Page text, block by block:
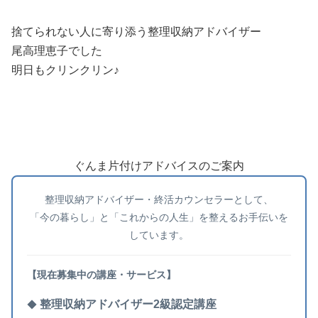
捨てられない人に寄り添う整理収納アドバイザー
尾高理恵子でした
明日もクリンクリン♪
ぐんま片付けアドバイスのご案内
整理収納アドバイザー・終活カウンセラーとして、
「今の暮らし」と「これからの人生」を整えるお手伝いを
しています。
【現在募集中の講座・サービス】
◆ 整理収納アドバイザー2級認定講座